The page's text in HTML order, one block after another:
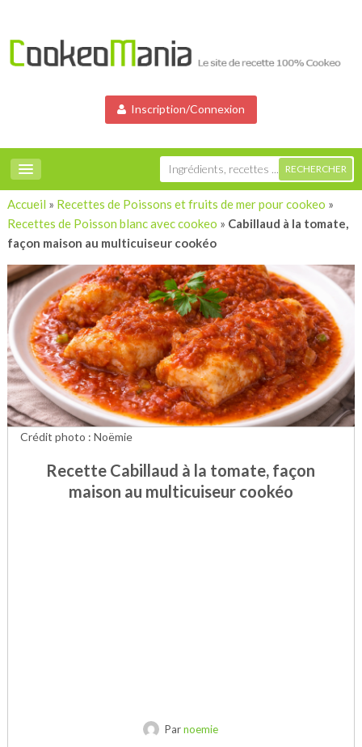
Inscription/Connexion
Accueil » Recettes de Poissons et fruits de mer pour cookeo »
Recettes de Poisson blanc avec cookeo » Cabillaud à la tomate,
façon maison au multicuiseur cookéo
Recette Cabillaud à la tomate, façon
maison au multicuiseur cookéo
Parnoemie
Crédit photo : Noëmie